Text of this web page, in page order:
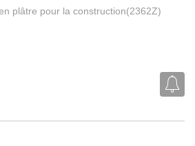
plâtre pour la construction(2362Z)